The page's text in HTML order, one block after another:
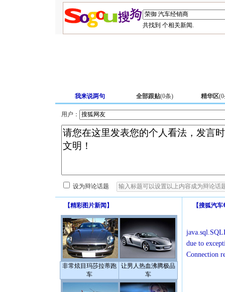
共找到 个相关新闻.
我来说两句 全部跟贴(0条) 精华区(0
用户：
设为辩论话题
【精彩图片新闻 】
非常炫目玛莎拉蒂跑
车
让男人热血沸腾极品
车
【搜狐汽车
due to
Connection